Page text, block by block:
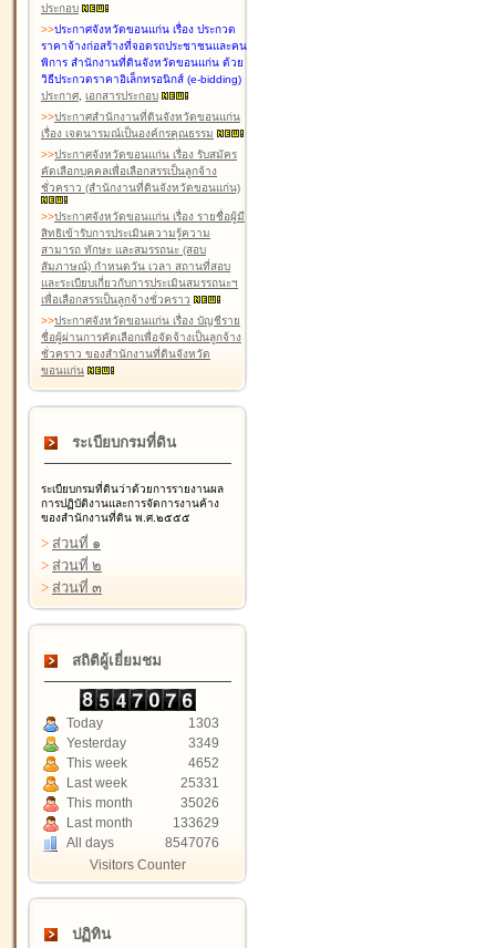
ประกอบ
>>ประกาศจังหวัดขอนแก่น เรื่อง ประกวด
ราคาจ้างก่อสร้างที่จอดรถประชาชนและคน
พิการ สำนักงานที่ดินจังหวัดขอนแก่น ด้วย
วิธีประกวดราคาอิเล็กทรอนิกส์ (e-bidding)
ประกาศ, เอกสารประกอบ
>>ประกาศสำนักงานที่ดินจังหวัดขอนแก่น
เรื่อง เจตนารมณ์เป็นองค์กรคุณธรรม
>>ประกาศจังหวัดขอนแก่น เรื่อง รับสมัคร
คัดเลือกบุคคลเพื่อเลือกสรรเป็นลูกจ้าง
ชั่วคราว (สำนักงานที่ดินจังหวัดขอนแก่น)
>>ประกาศจังหวัดขอนแก่น เรื่อง รายชื่อผู้มี
สิทธิเข้ารับการประเมินความรู้ความ
สามารถ ทักษะ และสมรรถนะ (สอบ
สัมภาษณ์) กำหนดวัน เวลา สถานที่สอบ
และระเบียบเกี่ยวกับการประเมินสมรรถนะฯ
เพื่อเลือกสรรเป็นลูกจ้างชั่วคราว
>>ประกาศจังหวัดขอนแก่น เรื่อง บัญชีราย
ชื่อผู้ผ่านการคัดเลือกเพื่อจัดจ้างเป็นลูกจ้าง
ชั่วคราว ของสำนักงานที่ดินจังหวัด
ขอนแก่น
ระเบียบกรมที่ดิน
ระเบียบกรมที่ดินว่าด้วยการรายงานผล
การปฏิบัติงานและการจัดการงานค้าง
ของสำนักงานที่ดิน พ.ศ.๒๕๕๕
> ส่วนที่ ๑
> ส่วนที่ ๒
> ส่วนที่ ๓
สถิติผู้เยี่ยมชม
Today
1303
Yesterday
3349
This week
4652
Last week
25331
This month
35026
Last month
133629
All days
8547076
Visitors Counter
ปฏิทิน